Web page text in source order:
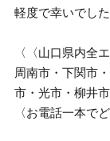
軽度で幸いでした
〈〈山口県内全
周南市・下関市
市・光市・柳井
〈お電話一本で